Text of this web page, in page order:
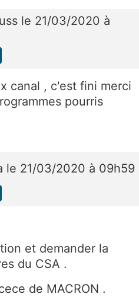
le 21/03/2020 à
canal , c'est fini merci
pourris
le 21/03/2020 à 09h59
et demander la
du CSA .
de MACRON .